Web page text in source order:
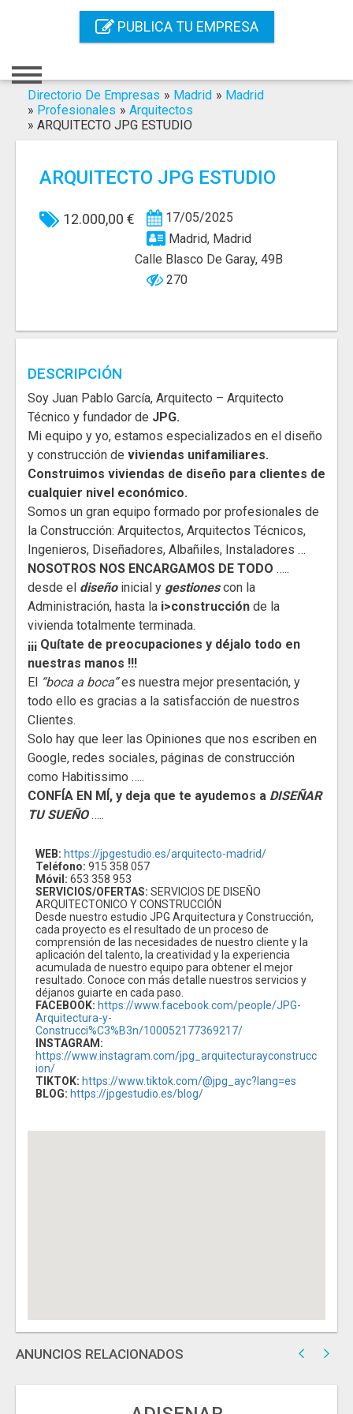
PUBLICA TU EMPRESA
Registro
Contacto
Publica Tu Empresa
Directorio De Empresas » Madrid » Madrid
» Profesionales » Arquitectos
» ARQUITECTO JPG ESTUDIO
ARQUITECTO JPG ESTUDIO
12.000,00 €
17/05/2025
Madrid, Madrid
Calle Blasco De Garay, 49B
270
DESCRIPCIÓN
Soy Juan Pablo García, Arquitecto – Arquitecto
Técnico y fundador de JPG.
Mi equipo y yo, estamos especializados en el diseño
y construcción de viviendas unifamiliares.
Construimos viviendas de diseño para clientes de
cualquier nivel económico.
Somos un gran equipo formado por profesionales de
la Construcción: Arquitectos, Arquitectos Técnicos,
Ingenieros, Diseñadores, Albañiles, Instaladores …
NOSOTROS NOS ENCARGAMOS DE TODO …..
desde el diseñoinicial y gestionescon la
Administración, hasta la i>construcción de la
vivienda totalmente terminada.
¡¡¡ Quítate de preocupaciones y déjalo todo en
nuestras manos !!!
El “boca a boca”es nuestra mejor presentación, y
todo ello es gracias a la satisfacción de nuestros
Clientes.
Solo hay que leer las Opiniones que nos escriben en
Google, redes sociales, páginas de construcción
como Habitissimo …..
CONFÍA EN MÍ, y deja que te ayudemos a DISEÑAR
TU SUEÑO…..
WEB: https://jpgestudio.es/arquitecto-madrid/
Teléfono: 915 358 057
Móvil: 653 358 953
SERVICIOS/OFERTAS: SERVICIOS DE DISEÑO
ARQUITECTONICO Y CONSTRUCCIÓN
Desde nuestro estudio JPG Arquitectura y Construcción,
cada proyecto es el resultado de un proceso de
comprensión de las necesidades de nuestro cliente y la
aplicación del talento, la creatividad y la experiencia
acumulada de nuestro equipo para obtener el mejor
resultado. Conoce con más detalle nuestros servicios y
déjanos guiarte en cada paso.
FACEBOOK: https://www.facebook.com/people/JPG-
Arquitectura-y-
Construcci%C3%B3n/100052177369217/
INSTAGRAM:
https://www.instagram.com/jpg_arquitecturayconstrucc
ion/
TIKTOK: https://www.tiktok.com/@jpg_ayc?lang=es
BLOG: https://jpgestudio.es/blog/
ANUNCIOS RELACIONADOS